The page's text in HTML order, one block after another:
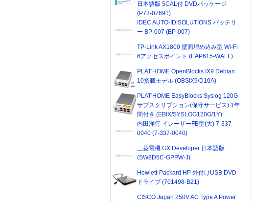
日本語版 5CAL付 DVDパッケージ
(P73-07691)
IDEC AUTO-ID SOLUTIONS バッテリ
ー BP-007 (BP-007)
TP-Link AX1800 壁面埋め込み型 Wi-Fi
6アクセスポイント (EAP615-WALL)
PLAT'HOME OpenBlocks IX9 Debian
10搭載モデル (OBSIX9/D10A)
PLAT'HOME EasyBlocks Syslog 120G
サブスクリプション(保守サービス) 1年
間付き (EBIX/SYSLOG120G/1Y)
内田洋行 イレーザーFB型(大) 7-337-
0040 (7-337-0040)
三菱電機 GX Developer 日本語版
(SW8D5C-GPPW-J)
Hewlett-Packard HP 外付けUSB DVD
ドライブ (701498-B21)
CISCO Japan 250V AC Type A Power